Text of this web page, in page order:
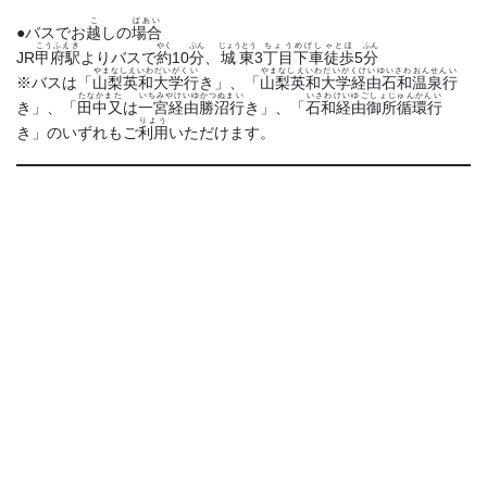
●バスでお越
こ
しの場合
ばあい
JR甲府駅
こうふえき
よりバスで約
やく
10分
ぷん
城東
じょうとう
3丁目下車徒歩
ちょうめげしゃとほ
5分
ふん
※バスは「山梨英和大学行
やまなしえいわだいがくい
き」、「山梨英和大学経由石和温泉行
やまなしえいわだいがくけいゆいさわおんせんい
き」、「 田中又
たなかまた
は一宮経由勝沼行
いちみやけいゆかつぬまい
き」、「石和経由御所循環行
いさわけいゆごしょじゅんかんい
き」のいずれもご利用
りよう
いただけます。